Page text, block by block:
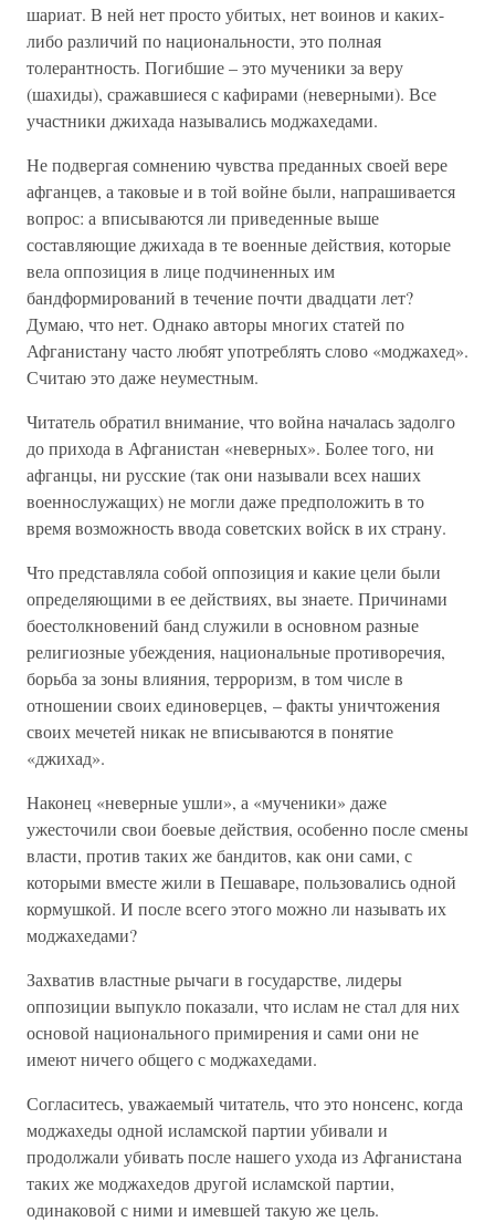
шариат. В ней нет просто убитых, нет воинов и каких-
либо различий по национальности, это полная
толерантность. Погибшие – это мученики за веру
(шахиды), сражавшиеся с кафирами (неверными). Все
участники джихада назывались моджахедами.
Не подвергая сомнению чувства преданных своей вере
афганцев, а таковые и в той войне были, напрашивается
вопрос: а вписываются ли приведенные выше
составляющие джихада в те военные действия, которые
вела оппозиция в лице подчиненных им
бандформирований в течение почти двадцати лет?
Думаю, что нет. Однако авторы многих статей по
Афганистану часто любят употреблять слово «моджахед».
Считаю это даже неуместным.
Читатель обратил внимание, что война началась задолго
до прихода в Афганистан «неверных». Более того, ни
афганцы, ни русские (так они называли всех наших
военнослужащих) не могли даже предположить в то
время возможность ввода советских войск в их страну.
Что представляла собой оппозиция и какие цели были
определяющими в ее действиях, вы знаете. Причинами
боестолкновений банд служили в основном разные
религиозные убеждения, национальные противоречия,
борьба за зоны влияния, терроризм, в том числе в
отношении своих единоверцев, – факты уничтожения
своих мечетей никак не вписываются в понятие
«джихад».
Наконец «неверные ушли», а «мученики» даже
ужесточили свои боевые действия, особенно после смены
власти, против таких же бандитов, как они сами, с
которыми вместе жили в Пешаваре, пользовались одной
кормушкой. И после всего этого можно ли называть их
моджахедами?
Захватив властные рычаги в государстве, лидеры
оппозиции выпукло показали, что ислам не стал для них
основой национального примирения и сами они не
имеют ничего общего с моджахедами.
Согласитесь, уважаемый читатель, что это нонсенс, когда
моджахеды одной исламской партии убивали и
продолжали убивать после нашего ухода из Афганистана
таких же моджахедов другой исламской партии,
одинаковой с ними и имевшей такую же цель.